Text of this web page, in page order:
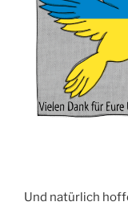
Und natür­lich